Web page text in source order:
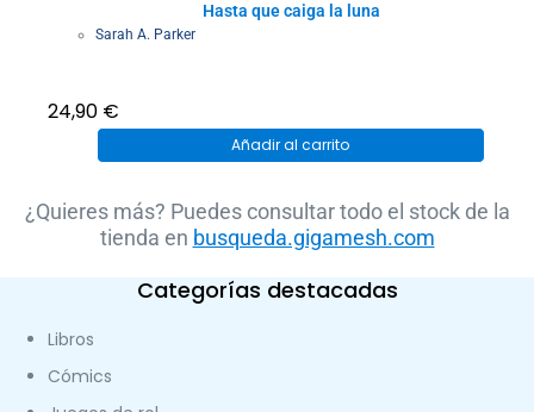
Hasta que caiga la luna
Sarah A. Parker
24,90 €
Añadir al carrito
¿Quieres más? Puedes consultar todo el stock de la
tienda en busqueda.gigamesh.com
Categorías destacadas
Libros
Cómics